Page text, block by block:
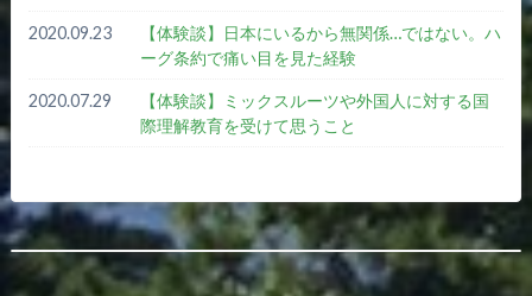
2020.09.23
【体験談】日本にいるから無関係…ではない。ハ
ーグ条約で痛い目を見た経験
2020.07.29
【体験談】ミックスルーツや外国人に対する国
際理解教育を受けて思うこと